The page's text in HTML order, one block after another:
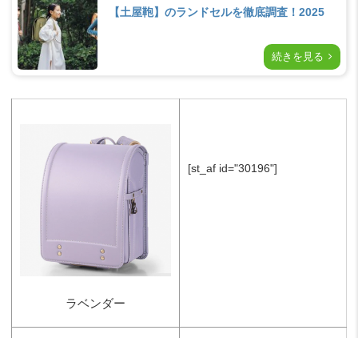
【土屋鞄】のランドセルを徹底調査！2025
続きを見る
ラベンダー
[st_af id="30196"]